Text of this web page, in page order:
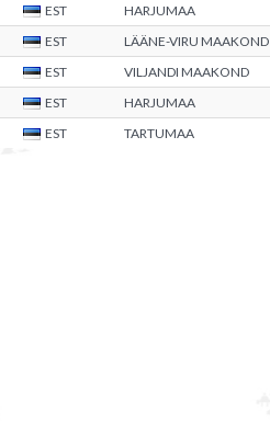
EST HARJUMAA
EST LÄÄNE-VIRU MAAKOND
EST VILJANDI MAAKOND
EST HARJUMAA
EST TARTUMAA